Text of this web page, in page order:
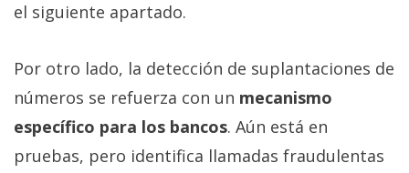
el siguiente apartado.
Por otro lado, la detección de suplantaciones de
números se refuerza con un mecanismo
específico para los bancos. Aún está en
pruebas, pero identifica llamadas fraudulentas